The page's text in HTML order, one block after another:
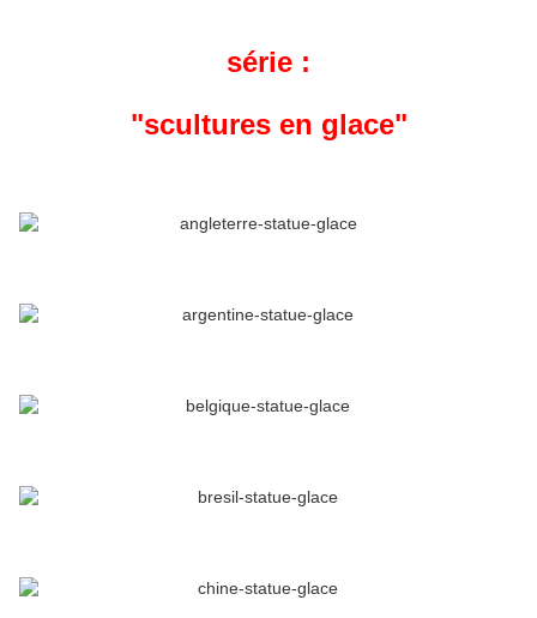
série :
"scultures en glace"